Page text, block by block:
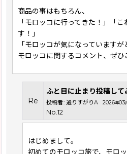
商品の事はもちろん、
「モロッコに行ってきた！」「
す！」
「モロッコが気になっていますが
モロッコに関するコメント、ぜ
Re
ふと目に止まり投稿して
投稿者: 通りすがりA 2026年03
No.12
はじめまして。
初めてのモロッコ旅で、モロ